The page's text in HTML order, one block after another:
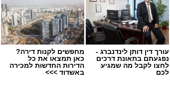
עורך דין דותן לינדנברג -
נפגעתם בתאונת דרכים
לחצו לקבל מה שמגיע
לכם
מחפשים לקנות דירה?
כאן תמצאו את כל
הדירות החדשות למכירה
באשדוד >>>